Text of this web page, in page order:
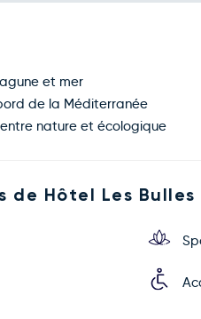
et mer
de la Méditerranée
nature et écologique
de Hôtel Les Bulles